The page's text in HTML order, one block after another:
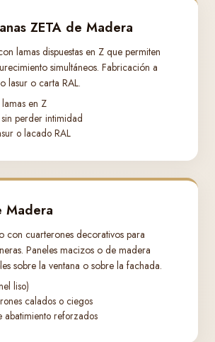
ZETA de Madera
lamas dispuestas en Z que permiten
simultáneos. Fabricación a
lasur o carta RAL.
en Z
perder intimidad
o lacado RAL
Madera
con cuarterones decorativos para
Paneles macizos o de madera
sobre la ventana o sobre la fachada.
liso)
calados o ciegos
abatimiento reforzados